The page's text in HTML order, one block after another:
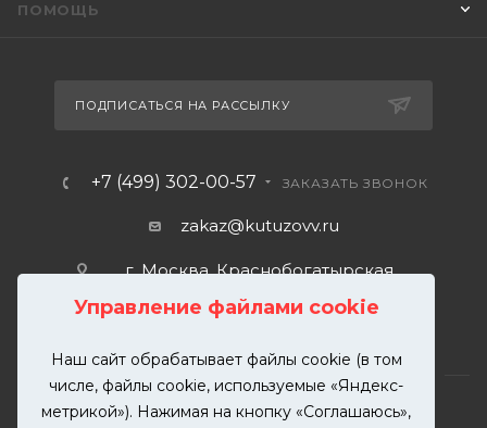
Управление файлами cookie
Наш сайт обрабатывает файлы cookie (в том
числе, файлы cookie, используемые «Яндекс-
метрикой»). Нажимая на кнопку «Соглашаюсь»,
ПОМОЩЬ
ПОДПИСАТЬСЯ НА РАССЫЛКУ
+7 (499) 302-00-57 ЗАКАЗАТЬ ЗВОНОК
zakaz@kutuzovv.ru
г. Москва, Краснобогатырская